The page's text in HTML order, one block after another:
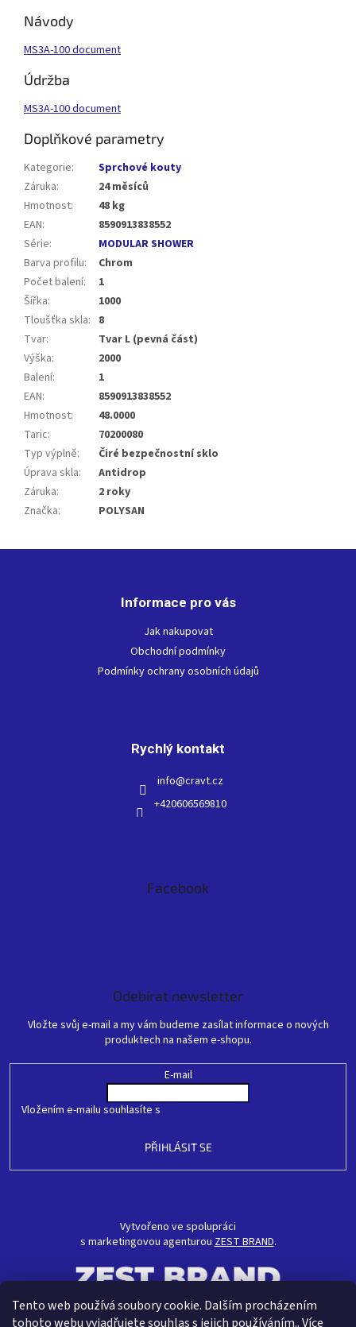
Tento web používá soubory cookie. Dalším procházením
tohoto webu vyjadřujete souhlas s jejich používáním.. Více
Návody
MS3A-100 document
Údržba
MS3A-100 document
Doplňkové parametry
Kategorie:
Sprchové kouty
Záruka:
24 měsíců
Hmotnost:
48 kg
EAN:
8590913838552
Série:
MODULAR SHOWER
Barva profilu:
Chrom
Počet balení:
1
Šířka:
1000
Tloušťka skla: 8
Tvar:
Tvar L (pevná část)
Výška:
2000
Balení:
1
EAN:
8590913838552
Hmotnost:
48.0000
Taric:
70200080
Typ výplně:
Čiré bezpečnostní sklo
Úprava skla:
Antidrop
Záruka:
2 roky
Značka: POLYSAN
Informace pro vás
Jak nakupovat
Obchodní podmínky
Podmínky ochrany osobních údajů
Rychlý kontakt
info@cravt.cz
+420606569810
Facebook
Odebírat newsletter
Vložte svůj e-mail a my vám budeme zasílat informace o nových
produktech na našem e-shopu.
E-mail
Vložením e-mailu souhlasíte s
PŘIHLÁSIT SE
Vytvořeno ve spolupráci
s marketingovou agenturouZEST BRAND.